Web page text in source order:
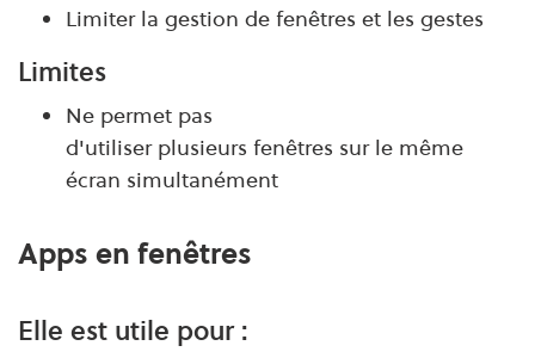
Limiter la gestion de fenêtres et les gestes
Limites
Ne permet pas
d'utiliser plusieurs fenêtres sur le même
écran simultanément
Apps en fenêtres
Elle est utile pour :